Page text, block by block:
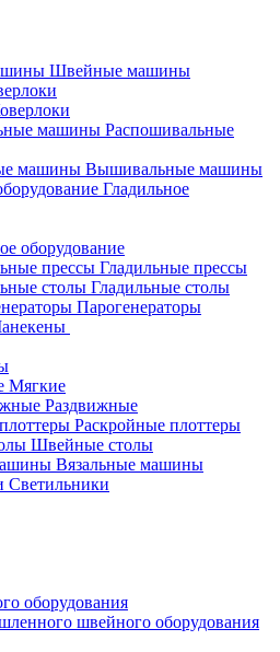
Швейные машины
Распошивальные
Вышивальные машины
Гладильное
оборудование
Гладильные прессы
Гладильные столы
Парогенераторы
Мягкие
Раздвижные
Раскройные плоттеры
Швейные столы
Вязальные машины
Светильники
оборудования
швейного оборудования